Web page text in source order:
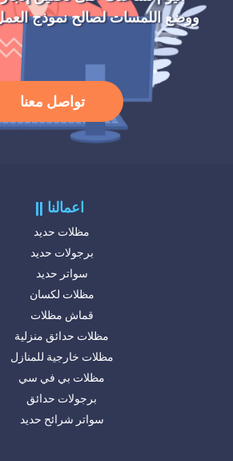
ووضع اللمسات لصالح نموذج
تواصل معنا
مظلات حديد
برجولات حديد
سواتر حديد
مظلات لكسان
قماش مظلات
مظلات حدائق منزلية
مظلات خارجية للمنازل
مظلات بي في سي
برجولات حدائق
سواتر شرائح حديد